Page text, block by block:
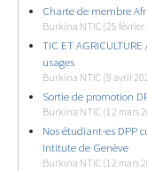
Charte de membre
Burkina NTIC (25 février
TIC ET
usages
Burkina NTIC (9 avril
Sortie de promotion
Burkina NTIC (12 mars
Nos étudiant-es DPP
Intitute de Genève
Burkina NTIC (12 mars